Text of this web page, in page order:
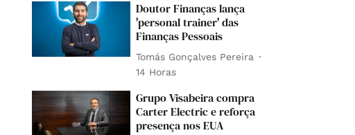
Doutor Finanças lança
'personal trainer' das
Finanças Pessoais
Tomás Gonçalves Pereira
14 Horas
Grupo Visabeira compra
Carter Electric e reforça
presença nos EUA